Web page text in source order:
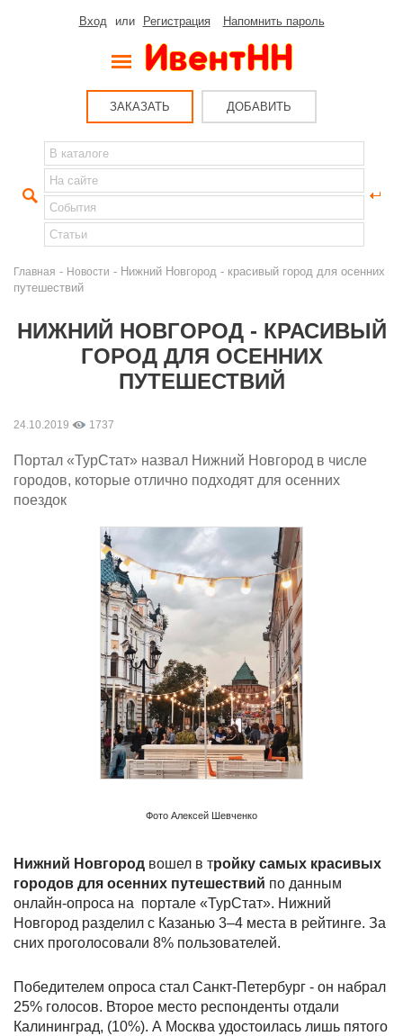
Вход или Регистрация Напомнить пароль
ЗАКАЗАТЬ ДОБАВИТЬ
Главная - Новости - Нижний Новгород - красивый город для осенних
путешествий
НИЖНИЙ НОВГОРОД - КРАСИВЫЙ
ГОРОД ДЛЯ ОСЕННИХ
ПУТЕШЕСТВИЙ
24.10.2019 1737
Портал «ТурСтат» назвал Нижний Новгород в числе
городов, которые отлично подходят для осенних
поездок
Фото Алексей Шевченко
Нижний Новгород вошел в тройку самых красивых
городов для осенних путешествий по данным
онлайн-опроса на портале «ТурСтат». Нижний
Новгород разделил с Казанью 3–4 места в рейтинге. За
сних проголосовали 8% пользователей.
Победителем опроса стал Санкт-Петербург - он набрал
25% голосов. Второе место респонденты отдали
Калининград, (10%). А Москва удостоилась лишь пятого